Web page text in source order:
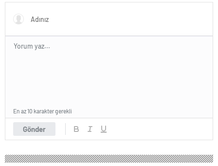
Gönder
En az 10 karakter gerekli